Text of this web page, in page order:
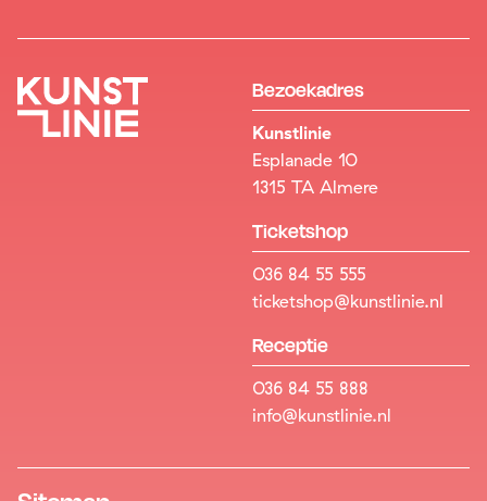
Bezoekadres
Kunstlinie
Esplanade 10
1315 TA Almere
Ticketshop
036 84 55 555
ticketshop@kunstlinie.nl
Receptie
036 84 55 888
info@kunstlinie.nl